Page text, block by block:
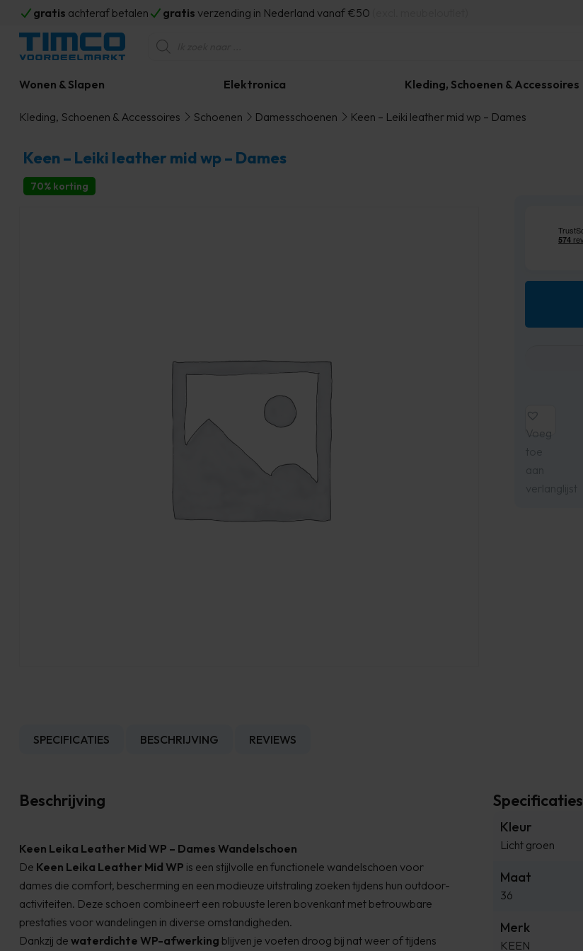
gratis achteraf betalen gratis verzending in Nederland vanaf €50
Producten
zoeken
Wonen & Slapen Elektronica Kleding, Schoenen & Accessoires
Kleding, Schoenen & Accessoires Schoenen Damesschoenen Keen – Leiki leather mid wp – Dames
Keen – Leiki leather mid wp – Dames
70% korting
Voeg
SPECIFICATIES BESCHRIJVING REVIEWS
Beschrijving
Keen Leika Leather Mid WP – Dames Wandelschoen
De Keen Leika Leather Mid WP is een stijlvolle en functionele wandelschoen voor
dames die comfort, bescherming en een modieuze uitstraling zoeken tijdens hun outdoor-
activiteiten. Deze schoen combineert een robuuste leren bovenkant met betrouwbare
prestaties voor wandelingen in diverse omstandigheden.
Dankzij de waterdichte WP-afwerking blijven je voeten droog bij nat weer of tijdens
Specificaties
Kleur
Licht groen
Maat
36
Merk
KEEN